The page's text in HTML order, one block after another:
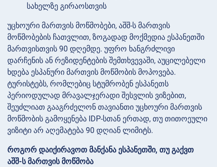
სახელზე გირაოსთვის
უცხოური მართვის მოწმობები, აშშ-ს მართვის
მოწმობების ჩათვლით, ზოგადად მოქმედია ესპანეთში
მართვისთვის 90 დღემდე. უფრო ხანგრძლივი
დარჩენის ან რეზიდენტების შემთხვევაში, აუცილებელი
ხდება ესპანური მართვის მოწმობის მოპოვება.
ტურისტებს, რომლებიც სტუმრობენ ესპანეთს
პერიოდულად მრავალჯერადი შესვლის ვიზებით,
შეუძლიათ გააგრძელონ თავიანთი უცხოური მართვის
მოწმობის გამოყენება IDP-სთან ერთად, თუ თითოეული
ვიზიტი არ აღემატება 90 დღიან ლიმიტს.
როგორ დაიქირავოთ მანქანა ესპანეთში, თუ გაქვთ
აშშ-ს მართვის მოწმობა